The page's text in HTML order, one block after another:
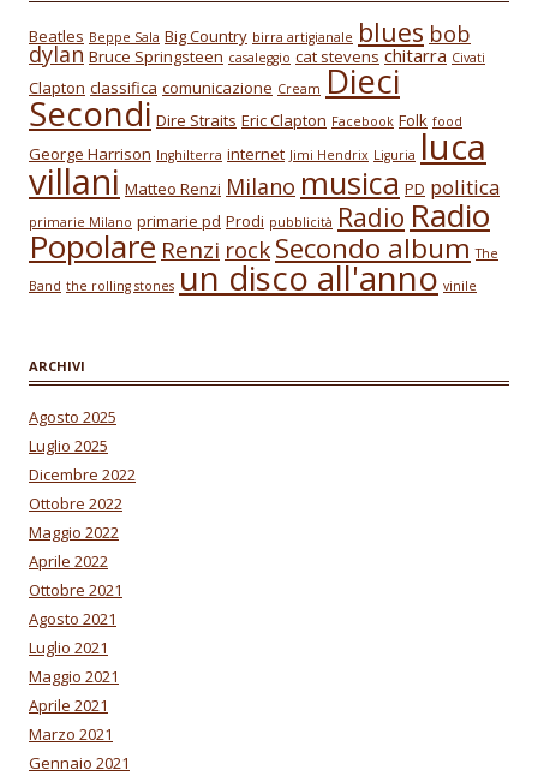
Beatles Beppe Sala Big Country birra artigianale blues bob
dylan Bruce Springsteen casaleggio cat stevens chitarra Civati
Clapton classifica comunicazione Cream Dieci
Secondi Dire Straits Eric Clapton Facebook Folk food
George Harrison Inghilterra internet Jimi Hendrix Liguria luca
villani Matteo Renzi Milano musica PD politica
primarie Milano primarie pd Prodi pubblicità Radio Radio
Popolare Renzi rockSecondo album The
Band the rolling stones un disco all'anno vinile
ARCHIVI
Agosto 2025
Luglio 2025
Dicembre 2022
Ottobre 2022
Maggio 2022
Aprile 2022
Ottobre 2021
Agosto 2021
Luglio 2021
Maggio 2021
Aprile 2021
Marzo 2021
Gennaio 2021